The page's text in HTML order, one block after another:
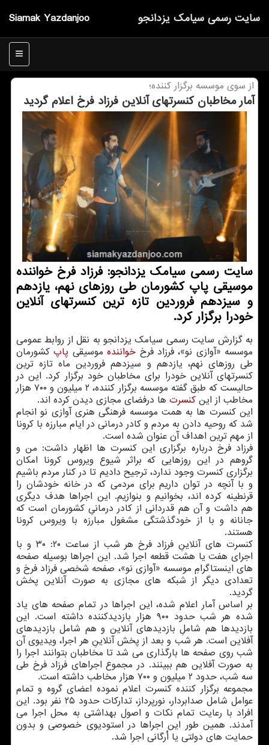
Siamak Yazdanjoo سایت رسمی سیامك یزدانجو
منو
از سوی موسسه برگزار كننده؛
آمار مخاطبان كنسرتهای آنلاین فرزاد فرخ اعلام گردید
سایت رسمی سیامك یزدانجو: فرزاد فرخ خواننده
موسیقی پاپ كشورمان طی روزهای نهم، یازدهم
و سیزدهم فروردین تازه ترین كنسرتهای آنلاین
خودرا برگزار كرد.
به گزارش سایت رسمی سیامك یزدانجو به نقل از روابط عمومی
موسسه «آوازی نو»، فرزاد فرخ خوانندهموسیقی پاپكشورمان
طی روزهای نهم، یازدهم و سیزدهم فروردین ماه تازه ترین
كنسرتهای آنلاین خودرا برای مخاطبان خود برگزار كرد. این در
حالیست كه طبق گفته موسسه برگزار كننده، ۲ میلیون و ۷۰۰ هزار
مخاطب از این كنسرت ها درفضای مجازی دیدن كرده اند.
این كنسرت ها به همت موسسه فرهنگی هنری آوازی نو انجام
شد كه روحیه دادن به مردم و كادر درمانی در ایام مبارزه با كرونا
از مهم ترین اهداف آن عنوان شده است.
فرزاد فرخ درباره برگزاری این كنسرت ها اظهار داشت: من و
گروهم در این روزهایی كه براثر شیوع ویروس كرونا امكان
برگزاری كنسرت وجود ندارد، ترجیح دادیم تا در كنار مردم باشیم
و با آنچه در توان داریم برای مردمی كه در خانه خودشان را
قرنطینه كرده اند، بخوانیم و بنوازیم. این اجراها هدف دیگری
هم داشت و آن هم قدردانی از كادر درمانیِ كشورمان است كه
جانانه و با از خودگذشتگی مشغول مبارزه با ویروس كرونا
هستند.
كنسرت های آنلاینِ فرزاد فرخ هر شب از ساعت ۲۰: ۳۰ و با
اجرای هفت یا هشت قطعه اجرا شد. این اجراها بوسیله صفحه
های اینستاگرامِ موسسه «آوازی نو»، صفحه شخصی فرزاد فرخ و
تعدادی دیگر از شبكه های مجازی به صورت آنلاین پخش
گردید.
بر اساس آمار اعلام شده، این اجراها در تمام صفحه های یاد
شده هر شب حدود ۹۰۰ هزار بازدیدكننده داشته است. این
بازدیدها هم شاملِ بازدیدهای آنلاین و هم شامل بازدیدهای
آفلاین است. هر شب و بعد از پخش آنلاینِ هر اجرا، ویدیوی آن
شب روی صفحه ها بارگذاری می شد تا مخاطبان بتوانند اجرا را
به صورت آفلاین هم ببینند. در مجموع اجراهای فرزاد فرخ طی
سه شب، حدود ۲ میلیون و ۷۰۰ هزار مخاطب داشته است.
مجموعه برگزار كننده كنسرت اعلام نموده اعضای گروه و تمام
عوامل شامل صدابردار، نورپرداز، تداركات حدود ۲۵ نفر بود. این
افراد با رعایت تمام نكات و اصول بهداشتی به محل اجرا می
آمدند. همین طور این اجراها در استودیوی خصوصی و بدون
حمایت های دولتی یا اُرگانی اجرا شد.